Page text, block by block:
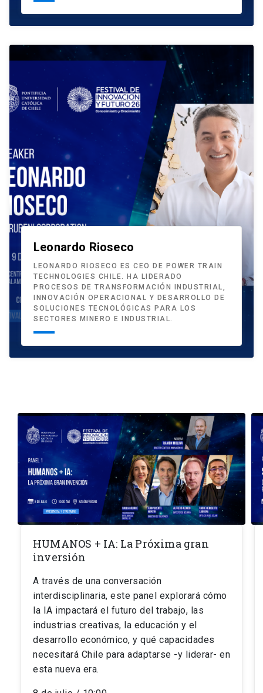
Leonardo Rioseco
LEONARDO RIOSECO ES CEO DE POWER TRAIN
TECHNOLOGIES CHILE. HA LIDERADO
PROCESOS DE TRANSFORMACIÓN INDUSTRIAL,
INNOVACIÓN OPERACIONAL Y DESARROLLO DE
SOLUCIONES TECNOLÓGICAS PARA LOS
SECTORES MINERO E INDUSTRIAL.
HUMANOS + IA: La Próxima gran
inversión
A través de una conversación
interdisciplinaria, este panel explorará cómo
la IA impactará el futuro del trabajo, las
industrias creativas, la educación y el
desarrollo económico, y qué capacidades
necesitará Chile para adaptarse -y liderar- en
esta nueva era.